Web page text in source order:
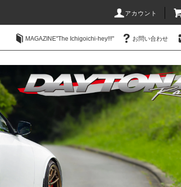
アカウント
MAGAZINE"The Ichigoichi-hey!!!" お問い合わせ